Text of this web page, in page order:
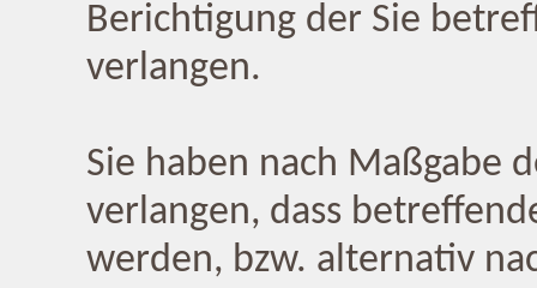
Berichtigung der Sie
verlangen.
Sie haben nach Maßgabe
verlangen, dass
werden, bzw. alternativ